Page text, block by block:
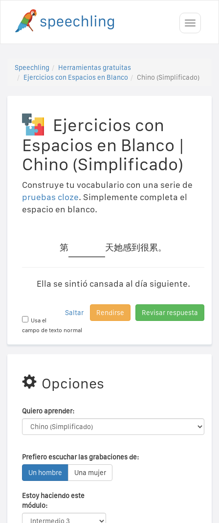
Toggle
Speechling
Herramientas gratuitas
Ejercicios con Espacios en Blanco
Chino (Simplificado)
Ejercicios con
Espacios en Blanco |
Chino (Simplificado)
Construye tu vocabulario con una serie de
pruebas cloze. Simplemente completa el
espacio en blanco.
第 天她感到很累。
Ella se sintió cansada al día siguiente.
Revisar respuesta
Rendirse
Saltar
Usa el
campo de texto normal
Opciones
Quiero aprender:
Prefiero escuchar las grabaciones de:
Un hombre
Una mujer
Estoy haciendo este
módulo: